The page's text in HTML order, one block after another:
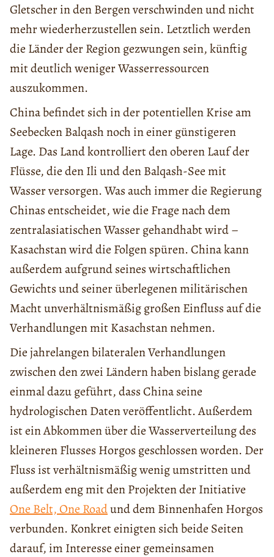
Gletscher in den Bergen verschwinden und nicht
mehr wiederherzustellen sein. Letztlich werden
die Länder der Region gezwungen sein, künftig
mit deutlich weniger Wasserressourcen
auszukommen.
China befindet sich in der potentiellen Krise am
Seebecken Balqash noch in einer günstigeren
Lage. Das Land kontrolliert den oberen Lauf der
Flüsse, die den Ili und den Balqash-See mit
Wasser versorgen. Was auch immer die Regierung
Chinas entscheidet, wie die Frage nach dem
zentralasiatischen Wasser gehandhabt wird –
Kasachstan wird die Folgen spüren. China kann
außerdem aufgrund seines wirtschaftlichen
Gewichts und seiner überlegenen militärischen
Macht unverhältnismäßig großen Einfluss auf die
Verhandlungen mit Kasachstan nehmen.
Die jahrelangen bilateralen Verhandlungen
zwischen den zwei Ländern haben bislang gerade
einmal dazu geführt, dass China seine
hydrologischen Daten veröffentlicht. Außerdem
ist ein Abkommen über die Wasserverteilung des
kleineren Flusses Horgos geschlossen worden. Der
Fluss ist verhältnismäßig wenig umstritten und
außerdem eng mit den Projekten der Initiative
One Belt, One Roadund dem Binnenhafen Horgos
verbunden. Konkret einigten sich beide Seiten
darauf, im Interesse einer gemeinsamen